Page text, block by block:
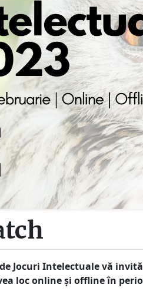
Jocuri Intelectuale vă
loc online și offline în